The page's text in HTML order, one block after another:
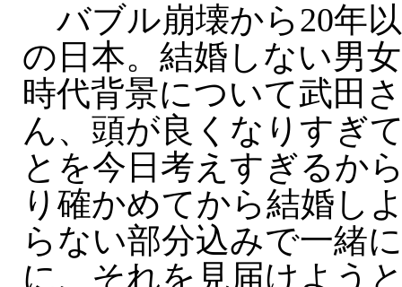
バブル崩壊から20年
の日本。結婚しない男
時代背景について武田
ん、頭が良くなりすぎ
とを今日考えすぎるか
り確かめてから結婚し
らない部分込みで一緒
に、それを見届けよう